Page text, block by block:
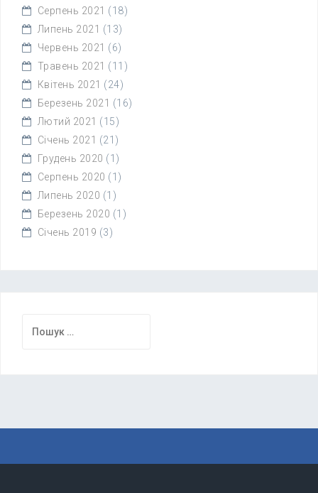
Серпень 2021 (18)
Липень 2021 (13)
Червень 2021 (6)
Травень 2021 (11)
Квітень 2021 (24)
Березень 2021 (16)
Лютий 2021 (15)
Січень 2021 (21)
Грудень 2020 (1)
Серпень 2020 (1)
Липень 2020 (1)
Березень 2020 (1)
Січень 2019 (3)